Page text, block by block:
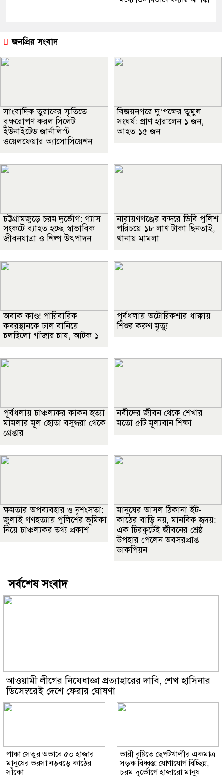
জনপ্রিয় সংবাদ
সাংবাদিক তুরাবের স্মৃতিতে
বৃক্ষরোপণ করল সিলেট
ইউনাইটেড জার্নালিস্ট
ওয়েলফেয়ার অ্যাসোসিয়েশন
বিজয়নগরে দু’পক্ষের তুমুল
সংঘর্ষ: প্রাণ হারালেন ১ জন,
আহত ১৫ জন
চট্টগ্রামজুড়ে চরম দুর্ভোগ: গ্যাস
সংকটে ব্যাহত হচ্ছে স্বাভাবিক
জীবনযাত্রা ও শিল্প উৎপাদন
নারায়ণগঞ্জের বন্দরে ডিবি পুলিশ
পরিচয়ে ১৮ লাখ টাকা ছিনতাই,
থানায় মামলা
অবাক কাণ্ড! পারিবারিক
কবরস্থানকে ঢাল বানিয়ে
চলছিলো গাঁজার চাষ, আটক ১
পূর্বধলায় অটোরিকশার ধাক্কায়
শিশুর করুণ মৃত্যু
পূর্বধলায় চাঞ্চল্যকর কাকন হত্যা
মামলার মূল হোতা বসুন্ধরা থেকে
গ্রেপ্তার
নবীদের জীবন থেকে শেখার
মতো ৫টি মূল্যবান শিক্ষা
ক্ষমতার অপব্যবহার ও নৃশংসতা:
জুলাই গণহত্যায় পুলিশের ভূমিকা
নিয়ে চাঞ্চল্যকর তথ্য প্রকাশ
মানুষের আসল ঠিকানা ইট-
কাঠের বাড়ি নয়, মানবিক হৃদয়:
এক চিরকুটেই জীবনের শ্রেষ্ঠ
উপহার পেলেন অবসরপ্রাপ্ত
ডাকপিয়ন
সর্বশেষ সংবাদ
আওয়ামী লীগের নিষেধাজ্ঞা প্রত্যাহারের দাবি, শেখ হাসিনার
ডিসেম্বরেই দেশে ফেরার ঘোষণা
পাকা সেতুর অভাবে ৫০ হাজার
মানুষের ভরসা নড়বড়ে কাঠের
সাঁকো
ভারী বৃষ্টিতে ছেপটখালীর একমাত্র
সড়ক বিধ্বস্ত: যোগাযোগ বিচ্ছিন্ন,
চরম দুর্ভোগে হাজারো মানুষ